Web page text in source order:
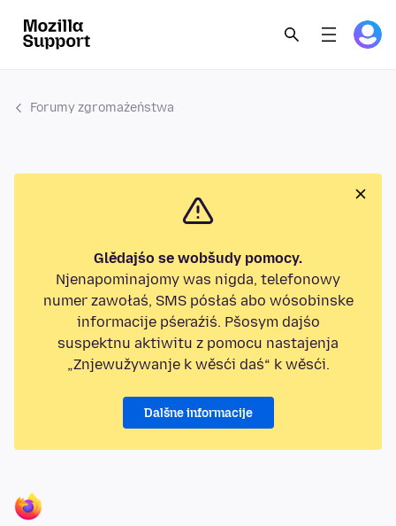
Forumy zgromaźeństwa
Glědajśo se wobšudy pomocy.
Njenapominajomy was nigda, telefonowy
numer zawołaś, SMS pósłaś abo wósobinske
informacije pśeraźiś. Pšosym dajśo
suspektnu aktiwitu z pomocu nastajenja
„Znjewužywanje k wěsći daś“ k wěsći.
Dalšne informacije